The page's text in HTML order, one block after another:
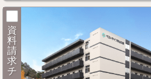
資
料
請
求
チ